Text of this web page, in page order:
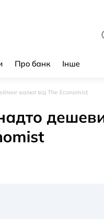
Про банк Інше
валют від The Economist